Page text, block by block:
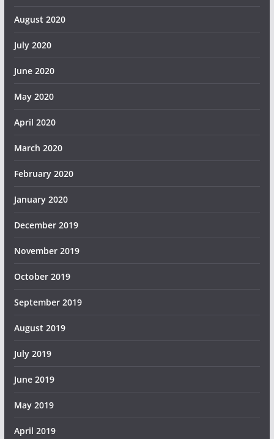
August 2020
July 2020
June 2020
May 2020
April 2020
March 2020
February 2020
January 2020
December 2019
November 2019
October 2019
September 2019
August 2019
July 2019
June 2019
May 2019
April 2019